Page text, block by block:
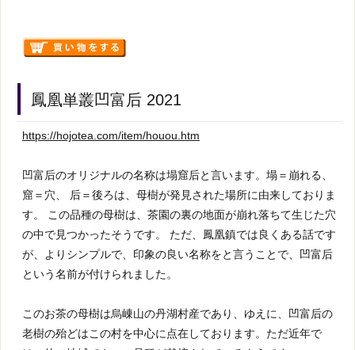
鳳凰単叢凹富后 2021
https://hojotea.com/item/houou.htm
凹富后のオリジナルの名称は塌窟后と言います。塌＝崩れる、
窟＝穴、 后＝後ろは、母樹が発見された場所に由来しておりま
す。 この品種の母樹は、茶園の裏の地面が崩れ落ちて生じた穴
の中で見つかったそうです。 ただ、鳳凰鎮では良くある話です
が、よりシンプルで、印象の良い名称をと言うことで、凹富后
という名前が付けられました。
このお茶の母樹は烏崠山の丹湖村産であり、ゆえに、凹富后の
老樹の殆どはこの村を中心に点在しております。ただ近年で